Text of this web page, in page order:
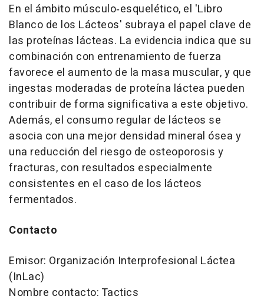
En el ámbito músculo‑esquelético, el 'Libro
Blanco de los Lácteos' subraya el papel clave de
las proteínas lácteas. La evidencia indica que su
combinación con entrenamiento de fuerza
favorece el aumento de la masa muscular, y que
ingestas moderadas de proteína láctea pueden
contribuir de forma significativa a este objetivo.
Además, el consumo regular de lácteos se
asocia con una mejor densidad mineral ósea y
una reducción del riesgo de osteoporosis y
fracturas, con resultados especialmente
consistentes en el caso de los lácteos
fermentados.
Contacto
Emisor: Organización Interprofesional Láctea
(InLac)
Nombre contacto: Tactics